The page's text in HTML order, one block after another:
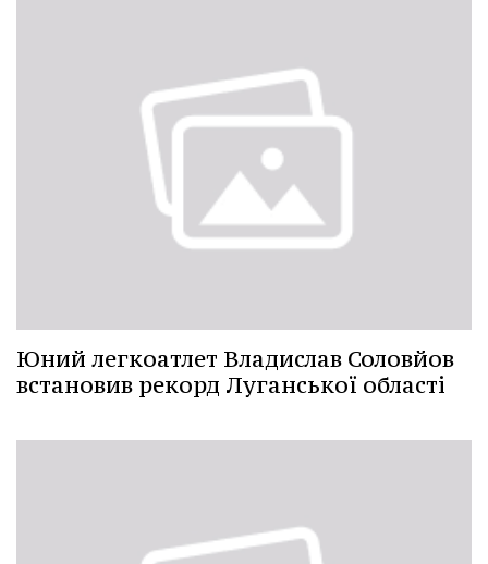
Юний легкоатлет Владислав Соловйов
встановив рекорд Луганської області